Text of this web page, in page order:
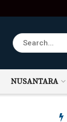
NUSANTARA